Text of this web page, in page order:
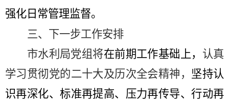
强化日常管理监督。
三、下一步工作安排
市水利局党组将在前期工作基础上， 认真
学习贯彻党的二十大及历次全会精神， 坚持认
识再深化、标准再提高、压力再传导、行动再